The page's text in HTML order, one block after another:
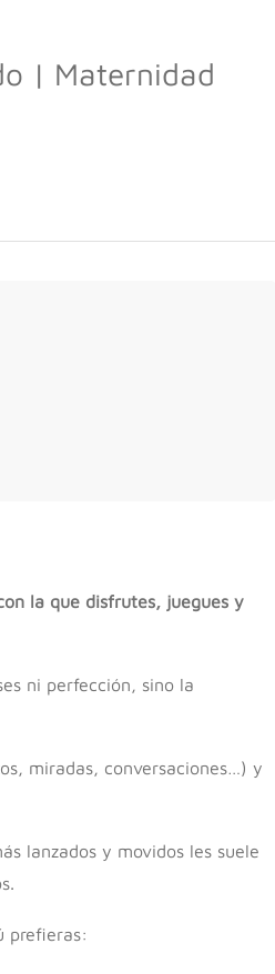
| Maternidad
la que disfrutes, juegues y
ni perfección, sino la
miradas, conversaciones…) y
lanzados y movidos les suele
prefieras: